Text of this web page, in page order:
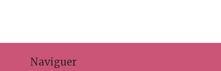
Naviguer